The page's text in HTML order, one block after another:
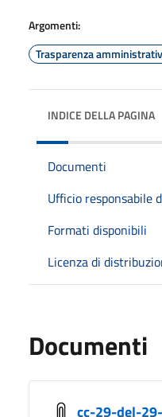
Argomenti:
Trasparenza
INDICE DELLA PAGINA
Documenti
Ufficio responsabile
Formati disponibili
Licenza di
Documenti
cc-29-del-